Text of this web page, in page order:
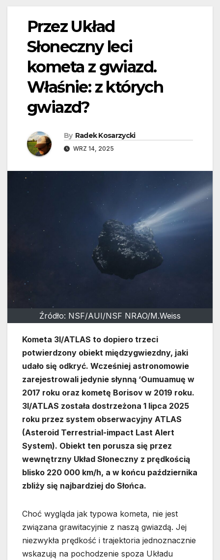
Przez Układ
Słoneczny leci
kometa z gwiazd.
Właśnie: z których
gwiazd?
By Radek Kosarzycki
WRZ 14, 2025
Źródło: NSF/AUI/NSF NRAO/M.Weiss
Kometa 3I/ATLAS to dopiero trzeci
potwierdzony obiekt międzygwiezdny, jaki
udało się odkryć. Wcześniej astronomowie
zarejestrowali jedynie słynną ‘Oumuamuę w
2017 roku oraz kometę Borisov w 2019 roku.
3I/ATLAS została dostrzeżona 1 lipca 2025
roku przez system obserwacyjny ATLAS
(Asteroid Terrestrial-impact Last Alert
System). Obiekt ten porusza się przez
wewnętrzny Układ Słoneczny z prędkością
blisko 220 000 km/h, a w końcu października
zbliży się najbardziej do Słońca.
Choć wygląda jak typowa kometa, nie jest
związana grawitacyjnie z naszą gwiazdą. Jej
niezwykła prędkość i trajektoria jednoznacznie
wskazują na pochodzenie spoza Układu